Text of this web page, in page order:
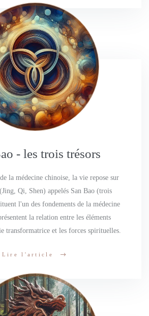
- les trois trésors
la médecine chinoise, la vie repose sur
Qi, Shen) appelés San Bao (trois
l'un des fondements de la médecine
la relation entre les éléments
transformatrice et les forces spirituelles.
Lire l'article